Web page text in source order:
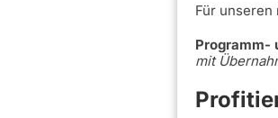
Für unseren
Programm-
mit